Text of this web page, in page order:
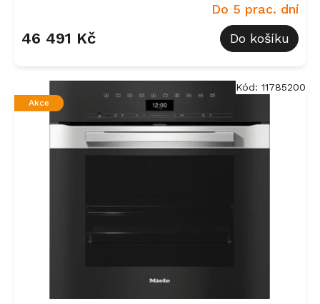
Do 5 prac. dní
46 491 Kč Do košíku
Akce
Kód: 11785200